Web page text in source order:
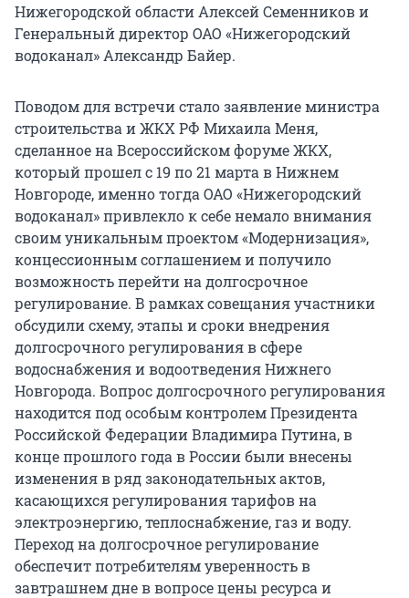
Нижегородской области Алексей Семенников и
Генеральный директор ОАО «Нижегородский
водоканал» Александр Байер.
Поводом для встречи стало заявление министра
строительства и ЖКХ РФ Михаила Меня,
сделанное на Всероссийском форуме ЖКХ,
который прошел с 19 по 21 марта в Нижнем
Новгороде, именно тогда ОАО «Нижегородский
водоканал» привлекло к себе немало внимания
своим уникальным проектом «Модернизация»,
концессионным соглашением и получило
возможность перейти на долгосрочное
регулирование. В рамках совещания участники
обсудили схему, этапы и сроки внедрения
долгосрочного регулирования в сфере
водоснабжения и водоотведения Нижнего
Новгорода. Вопрос долгосрочного регулирования
находится под особым контролем Президента
Российской Федерации Владимира Путина, в
конце прошлого года в России были внесены
изменения в ряд законодательных актов,
касающихся регулирования тарифов на
электроэнергию, теплоснабжение, газ и воду.
Переход на долгосрочное регулирование
обеспечит потребителям уверенность в
завтрашнем дне в вопросе цены ресурса и